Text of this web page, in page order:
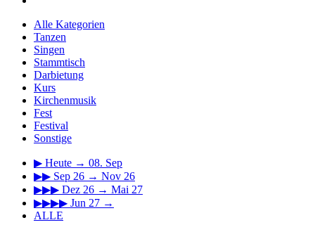
Alle Kategorien
Tanzen
Singen
Stammtisch
Darbietung
Kurs
Kirchenmusik
Fest
Festival
Sonstige
▶ Heute → 08. Sep
▶▶ Sep 26 → Nov 26
▶▶▶ Dez 26 → Mai 27
▶▶▶▶ Jun 27 →
ALLE